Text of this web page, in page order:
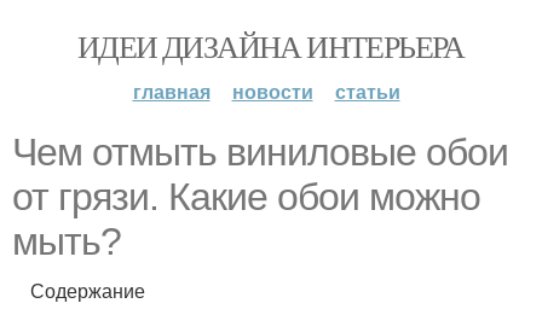
ИДЕИ ДИЗАЙНА ИНТЕРЬЕРА
главная новости статьи
Чем отмыть виниловые обои
от грязи. Какие обои можно
мыть?
Содержание